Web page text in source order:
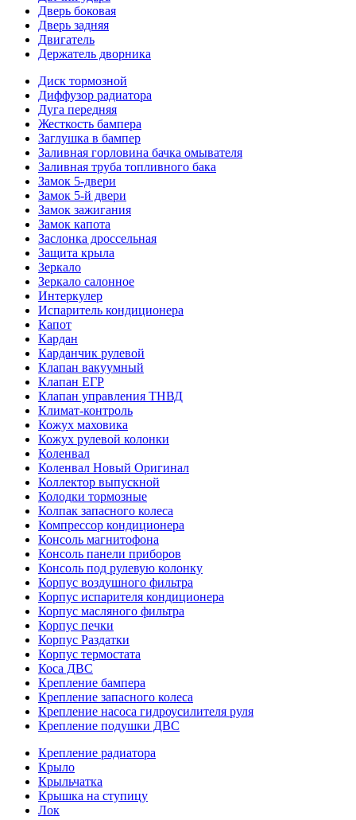
Дверь боковая
Дверь задняя
Двигатель
Держатель дворника
Диск тормозной
Диффузор радиатора
Дуга передняя
Жесткость бампера
Заглушка в бампер
Заливная горловина бачка омывателя
Заливная труба топливного бака
Замок 5-двери
Замок 5-й двери
Замок зажигания
Замок капота
Заслонка дроссельная
Защита крыла
Зеркало
Зеркало салонное
Интеркулер
Испаритель кондиционера
Капот
Кардан
Карданчик рулевой
Клапан вакуумный
Клапан ЕГР
Клапан управления ТНВД
Климат-контроль
Кожух маховика
Кожух рулевой колонки
Коленвал
Коленвал Новый Оригинал
Коллектор выпускной
Колодки тормозные
Колпак запасного колеса
Компрессор кондиционера
Консоль магнитофона
Консоль панели приборов
Консоль под рулевую колонку
Корпус воздушного фильтра
Корпус испарителя кондиционера
Корпус масляного фильтра
Корпус печки
Корпус Раздатки
Корпус термостата
Коса ДВС
Крепление бампера
Крепление запасного колеса
Крепление насоса гидроусилителя руля
Крепление подушки ДВС
Крепление радиатора
Крыло
Крыльчатка
Крышка на ступицу
Лок